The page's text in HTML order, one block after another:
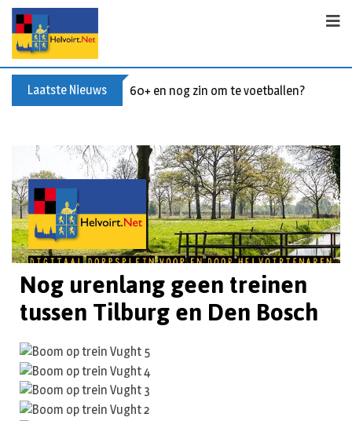
Laatste Nieuws 60+ en nog zin om te voetballen? Kom
Nog urenlang geen treinen
tussen Tilburg en Den Bosch